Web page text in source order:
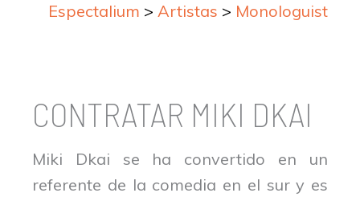
Espectalium > Artistas > Monologuistas
CONTRATAR MIKI DKAI
Miki Dkai se ha convertido en un
referente de la comedia en el sur y es